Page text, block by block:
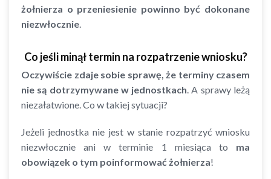
żołnierza o przeniesienie powinno być dokonane
niezwłocznie
Co jeśli minął termin na rozpatrzenie wniosku?
Oczywiście zdaje sobie sprawę, że terminy czasem
nie są dotrzymywane w jednostkach . A sprawy leżą
niezałatwione. Co w takiej sytuacji?
Jeżeli jednostka nie jest w stanie rozpatrzyć wniosku
niezwłocznie ani w terminie 1 miesiąca to ma
obowiązek o tym poinformować żołnierza!